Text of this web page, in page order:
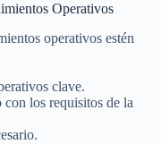
Operativos
operativos estén
clave.
los requisitos de la